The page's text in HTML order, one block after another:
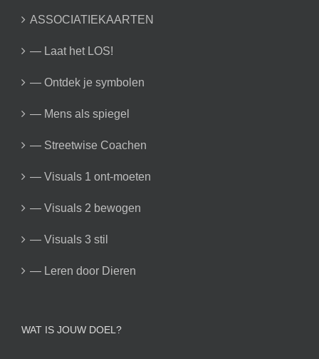
ASSOCIATIEKAARTEN
— Laat het LOS!
— Ontdek je symbolen
— Mens als spiegel
— Streetwise Coachen
— Visuals 1 ont-moeten
— Visuals 2 bewogen
— Visuals 3 stil
— Leren door Dieren
WAT IS JOUW DOEL?